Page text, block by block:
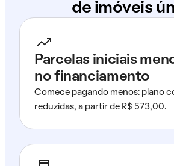
de imóveis
Parcelas iniciais
no financiamento
Comece pagando menos: plano
reduzidas, a partir de R$ 573,00.